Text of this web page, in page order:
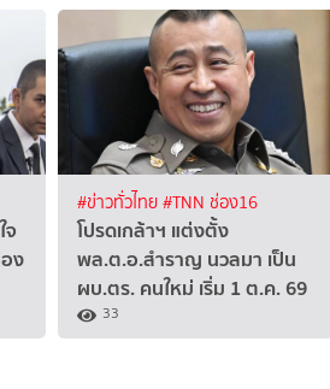
ง
#ข่าวทั่วไทย#TNN ช่อง16
โปรดเกล้าฯ แต่งตั้ง
พล.ต.อ.สำราญ นวลมา เป็น
ผบ.ตร. คนใหม่ เริ่ม 1 ต.ค. 69
33